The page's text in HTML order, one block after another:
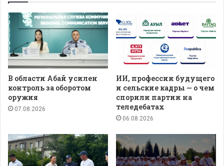
В области Абай усилен
контроль за оборотом
оружия
07.08.2026
ИИ, профессии будущего
и сельские кадры — о чем
спорили партии на
теледебатах
06.08.2026